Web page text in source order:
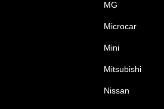
MG
Microcar
Mini
Mitsubishi
Nissan